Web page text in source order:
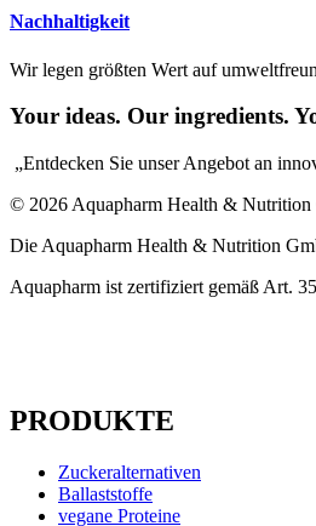
Nachhaltigkeit
Wir legen größten Wert auf
Your ideas. Our ingredients.
„Entdecken Sie unser Angebot an
© 2026 Aquapharm Health & Nutrition
Die Aquapharm Health & Nutrition
Aquapharm ist zertifiziert gemäß Art.
PRODUKTE
Zuckeralternativen
Ballaststoffe
vegane Proteine